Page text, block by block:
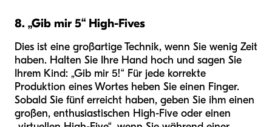
8. „Gib mir 5“ High-Fives
Dies ist eine großartige Technik, wenn Sie wenig Zeit
haben. Halten Sie Ihre Hand hoch und sagen Sie
Ihrem Kind: „Gib mir 5!“ Für jede korrekte
Produktion eines Wortes heben Sie einen Finger.
Sobald Sie fünf erreicht haben, geben Sie ihm einen
großen, enthusiastischen High-Five oder einen